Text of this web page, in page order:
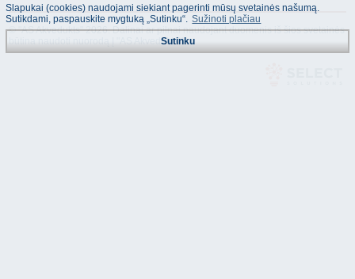
© "AS Akvedukts" 2026. Dalinai ar pilnai naudojant duomenis iš šios svetainės
būtina naudoti nuorodą Į "AS Akvedukts"!
Slapukai (cookies) naudojami siekiant pagerinti mūsų svetainės našumą.
Sutikdami, paspauskite mygtuką „Sutinku“. Sužinoti plačiau
Sutinku